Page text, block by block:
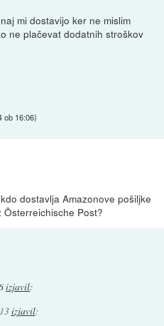
mi dostavijo ker ne mislim
ne plačevat dodatnih stroškov
ob 16:06)
dostavlja Amazonove pošiljke
Post?
izjavil:
izjavil: